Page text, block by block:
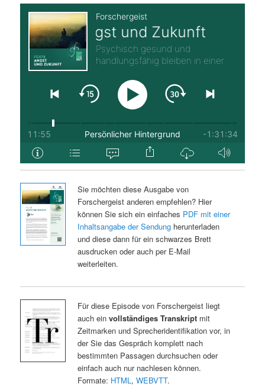
Sie möchten diese Ausgabe von
Forschergeist anderen empfehlen? Hier
können Sie sich ein einfaches PDF mit einer
Inhaltsangabe der Sendungherunterladen
und diese dann für ein schwarzes Brett
ausdrucken oder auch per E-Mail
weiterleiten.
Für diese Episode von Forschergeist liegt
auch ein vollständiges Transkriptmit
Zeitmarken und Sprecheridentifikation vor, in
der Sie das Gespräch komplett nach
bestimmten Passagen durchsuchen oder
einfach auch nur nachlesen können.
Formate: HTML, WEBVTT.